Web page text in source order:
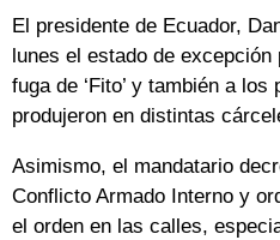
El presidente de Ecuador,
lunes el estado de
fuga de ‘Fito’ y también a
produjeron en distintas
Asimismo, el mandatario
Conflicto Armado Interno y
el orden en las calles,